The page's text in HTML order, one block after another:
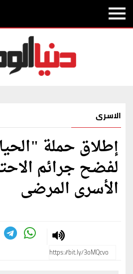
الاسرى
إطلاق حملة
لفضح جرائم
الأسرى المرضى